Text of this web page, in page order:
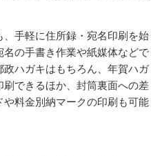
手軽に住所録・宛名印刷を始
の手書き作業や紙媒体などで
ハガキはもちろん、年賀ハガ
できるほか、封筒裏面への差
料金別納マークの印刷も可能